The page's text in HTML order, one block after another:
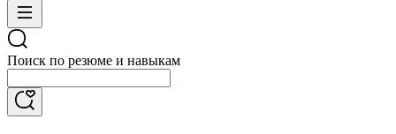
Поиск по резюме и навыкам